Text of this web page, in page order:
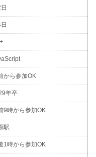
から参加OK
年卒
9時から参加OK
駅
1時から参加OK